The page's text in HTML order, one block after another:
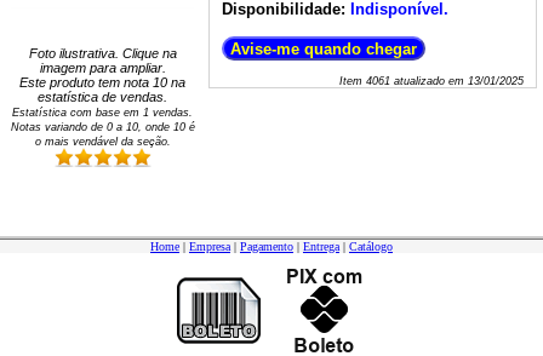
Foto ilustrativa. Clique na
imagem para ampliar.
Este produto tem nota 10 na
estatística de vendas.
Estatística com base em 1 vendas.
Notas variando de 0a 10, onde 10 é
o mais vendável da seção.
Disponibilidade: Indisponível.
Item 4061atualizado em 13/01/2025
Home | Empresa | Pagamento | Entrega | Catálogo